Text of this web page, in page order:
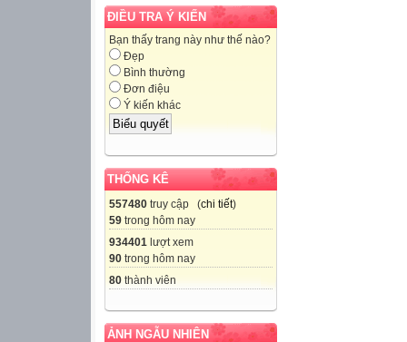
ĐIỀU TRA Ý KIẾN
Bạn thấy trang này như thế nào?
Đẹp
Bình thường
Đơn điệu
Ý kiến khác
THỐNG KÊ
557480 truy cập (chi tiết)
59 trong hôm nay
934401 lượt xem
90 trong hôm nay
80 thành viên
ẢNH NGẪU NHIÊN